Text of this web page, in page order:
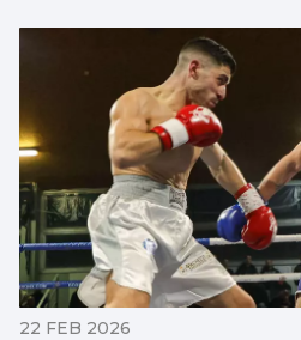
22 FEB 2026